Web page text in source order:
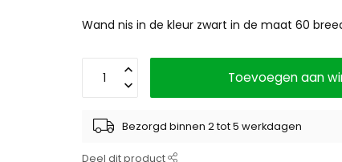
Wand nis in de kleur zwart in de maat 60
Toevoegen aan
Bezorgd binnen 2 tot 5 werkdagen
Deel dit product